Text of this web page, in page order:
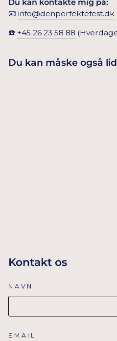
Du kan kontakte mig på:
📧 info@denperfektefest.dk
☎️ +45 26 23 58 88
Du kan måske også
Kontakt os
NAVN
EMAIL